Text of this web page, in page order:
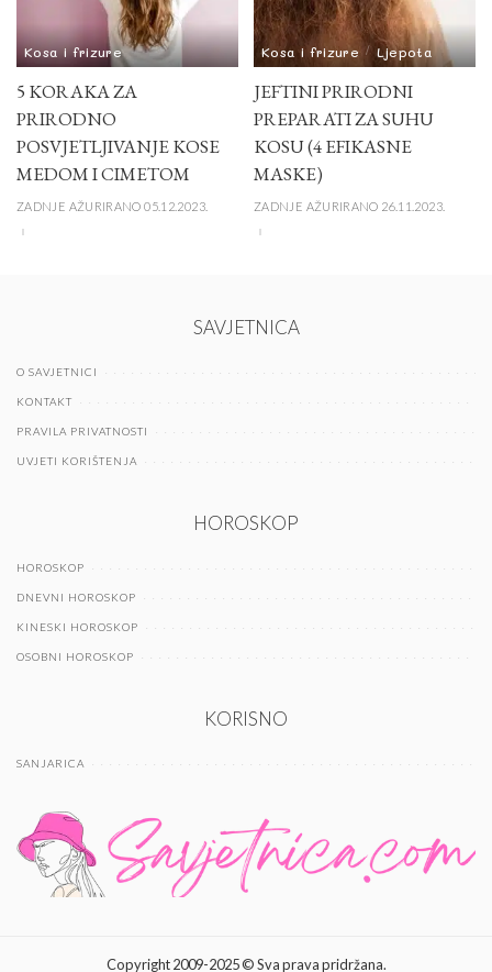
Kosa i frizure
5 KORAKA ZA
PRIRODNO
POSVJETLJIVANJE KOSE
MEDOM I CIMETOM
ZADNJE AŽURIRANO 05.12.2023.
Kosa i frizure Ljepota
JEFTINI PRIRODNI
PREPARATI ZA SUHU
KOSU (4 EFIKASNE
MASKE)
ZADNJE AŽURIRANO 26.11.2023.
SAVJETNICA
O SAVJETNICI
KONTAKT
PRAVILA PRIVATNOSTI
UVJETI KORIŠTENJA
HOROSKOP
HOROSKOP
DNEVNI HOROSKOP
KINESKI HOROSKOP
OSOBNI HOROSKOP
KORISNO
SANJARICA
Copyright 2009-2025 © Sva prava pridržana.